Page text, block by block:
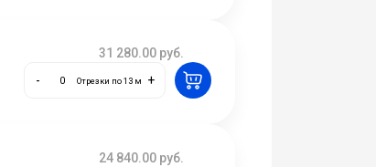
31 280.00 руб.
-
Отрезки по 13 м +
24 840.00 руб.